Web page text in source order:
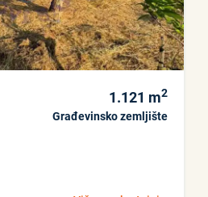
1.121 m2
Građevinsko zemljište